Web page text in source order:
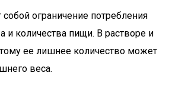
ограничение потребления
и количества пищи. В растворе и
ее лишнее количество может
веса.